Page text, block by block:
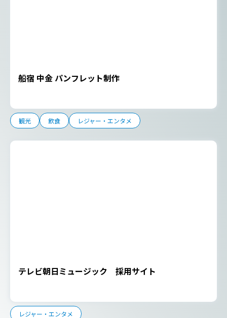
船宿 中金 パンフレット制作
観光 飲食 レジャー・エンタメ
テレビ朝日ミュージック 採用サイト
レジャー・エンタメ